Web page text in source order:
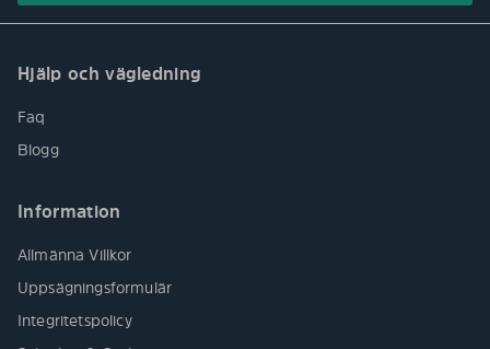
Hjälp och vägledning
Faq
Blogg
Information
Allmänna Villkor
Uppsägningsformulär
Integritetspolicy